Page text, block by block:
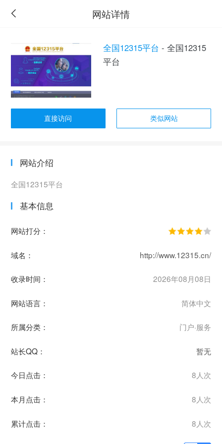
网站详情
全国12315平台 - 全国12315
平台
直接访问 类似网站
网站介绍
全国12315平台
基本信息
网站打分：
域名： http://www.12315.cn/
收录时间： 2026年08月08日
网站语言： 简体中文
所属分类： 门户·服务
站长QQ： 暂无
今日点击： 8人次
本月点击： 8人次
累计点击： 8人次